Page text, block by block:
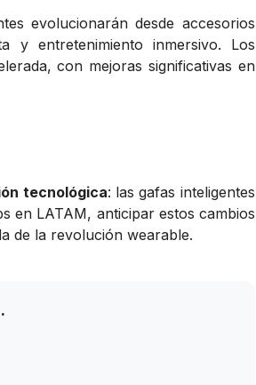
evolucionarán desde accesorios
y entretenimiento inmersivo. Los
con mejoras significativas en
tecnológica: las gafas inteligentes
en LATAM, anticipar estos cambios
de la revolución wearable.